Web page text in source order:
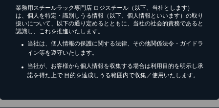
業務用スチールラック専門店 ロジスチール（以下、当社とします）
は、個人を特定・識別しうる情報（以下、個人情報といいます）の取り
扱いについて、以下の通り定めるとともに、当社の社会的責務であると
認識し、これを推進いたします。
当社は、個人情報の保護に関する法律、その他関係法令・ガイドラ
イン等を遵守いたします。
当社が、お客様から個人情報を収集する場合は利用目的を明示し承
諾を得た上で 目的を達成しうる範囲内で収集／使用いたします。